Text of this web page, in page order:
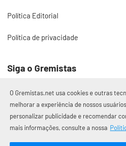
Política Editorial
Política de privacidade
Siga o Gremistas
© 2017 – 2026
Gremistas.net — Porto
O Gremistas.net usa cookies e outras
melhorar a experiência de nossos
personalizar publicidade e recomendar
mais informações, consulte a nossa